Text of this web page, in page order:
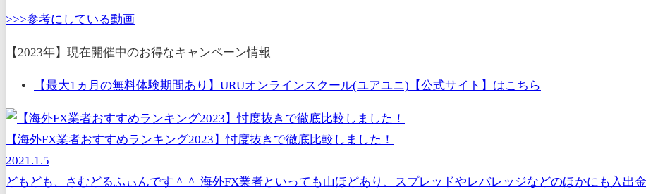
>>>参考にしている動画
【2023年】現在開催中のお得なキャンペーン情報
【最大1ヵ月の無料体験期間あり】URUオンラインスクール(ユアユニ)【公式サイト】はこちら
【海外FX業者おすすめランキング2023】忖度抜きで徹底比較しました！
2021.1.5
どもども、さむどるふぃんです＾＾ 海外FX業者といっても山ほどあり、スプレッドやレバレッジなどのほかにも入出